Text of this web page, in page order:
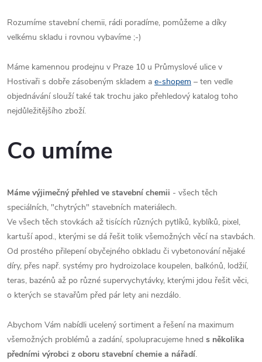
Rozumíme stavební chemii, rádi poradíme, pomůžeme a díky
velkému skladu i rovnou vybavíme ;-)
Máme kamennou prodejnu v Praze 10 u Průmyslové ulice v
Hostivaři s dobře zásobeným skladem a e-shopem – ten vedle
objednávání slouží také tak trochu jako přehledový katalog toho
nejdůležitějšího zboží.
Co umíme
Máme výjimečný přehled ve stavební chemii - všech těch
speciálních, "chytrých" stavebních materiálech.
Ve všech těch stovkách až tisících různých pytlíků, kyblíků, pixel,
kartuší apod., kterými se dá řešit tolik všemožných věcí na stavbách.
Od prostého přilepení obyčejného obkladu či vybetonování nějaké
díry, přes např. systémy pro hydroizolace koupelen, balkónů, lodžií,
teras, bazénů až po různé supervychytávky, kterými jdou řešit věci,
o kterých se stavařům před pár lety ani nezdálo.
Abychom Vám nabídli ucelený sortiment a řešení na maximum
všemožných problémů a zadání, spolupracujeme hned s několika
předními výrobci z oboru stavební chemie a nářadí.